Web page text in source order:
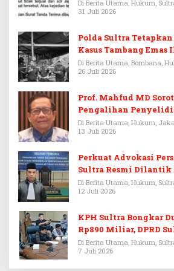
Di Berita Utama, Hukum,
31 Juli 2026
Polda Sultra
Kasus Tambang
Di Berita Utama, Bombana,
26 Juli 2026
Prof. Mahfud MD
Pengalihan
Febrie Adriansyah
Di Berita Utama, Hukum,
13 Juli 2026
Perkuat Advokasi
Sultra Resmi
PERADI
Di Berita Utama, Hukum,
12 Juli 2026
KPH Sultra Bongkar
Rp890 Miliar, DPRD
Di Berita Utama, Hukum,
7 Juli 2026